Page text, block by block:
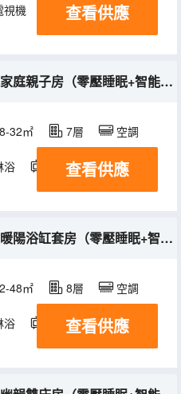
視機 查看供應
童趣家庭親子房（零壓睡眠+智能客控+小冰箱）
32㎡ 7層 空調
浴 電視機 冰箱
查看供應
悅憶暖陽浴缸套房（零壓睡眠+智能客控+暖陽浴缸）
48㎡ 8層 空調
浴 電視機 冰箱
查看供應